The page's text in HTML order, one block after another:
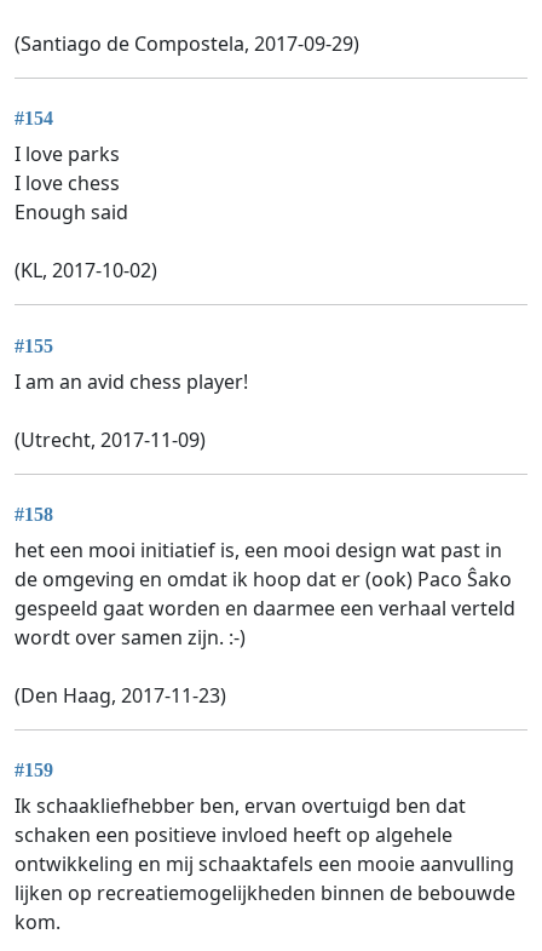
(Santiago de Compostela, 2017-09-29)
#154
I love parks
I love chess
Enough said
(KL, 2017-10-02)
#155
I am an avid chess player!
(Utrecht, 2017-11-09)
#158
het een mooi initiatief is, een mooi design wat past in
de omgeving en omdat ik hoop dat er (ook) Paco Ŝako
gespeeld gaat worden en daarmee een verhaal verteld
wordt over samen zijn. :-)
(Den Haag, 2017-11-23)
#159
Ik schaakliefhebber ben, ervan overtuigd ben dat
schaken een positieve invloed heeft op algehele
ontwikkeling en mij schaaktafels een mooie aanvulling
lijken op recreatiemogelijkheden binnen de bebouwde
kom.